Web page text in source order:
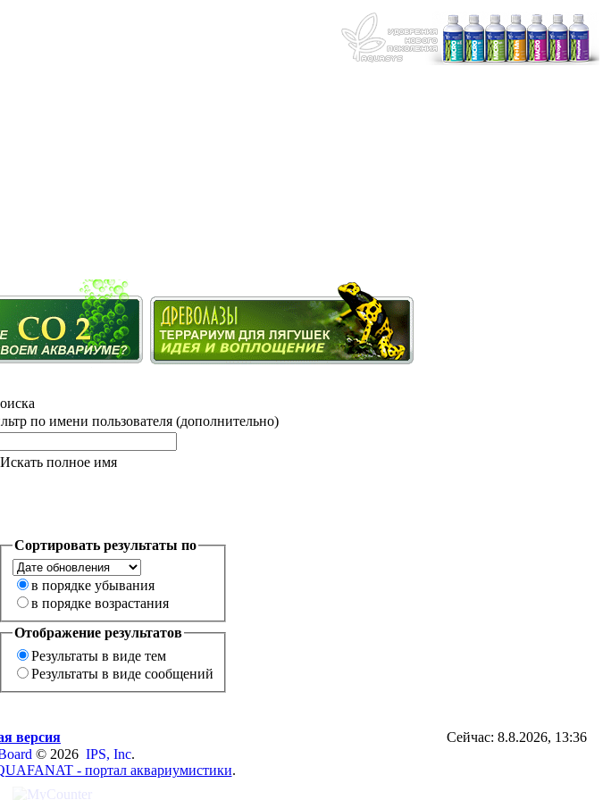
по имени пользователя (дополнительно)
Искать полное имя
Сортировать результаты по
в порядке убывания
в порядке возрастания
Отображение результатов
Результаты в виде тем
Результаты в виде сообщений
версия
Сейчас: 8.8.2026, 13:36
© 2026 IPS, Inc.
- портал аквариумистики.